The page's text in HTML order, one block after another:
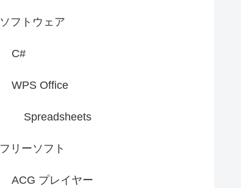
ソフトウェア
C#
WPS Office
Spreadsheets
フリーソフト
ACG プレイヤー